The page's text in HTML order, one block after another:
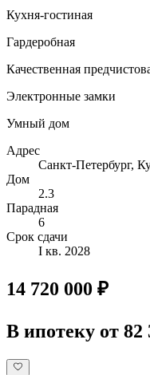
Кухня-гостиная
Гардеробная
Качественная
Электронные замки
Умный дом
Адрес
Санкт-Петербург,
Дом
2.3
Парадная
6
Срок сдачи
I кв. 2028
14 720 000 ₽
В ипотеку от 82